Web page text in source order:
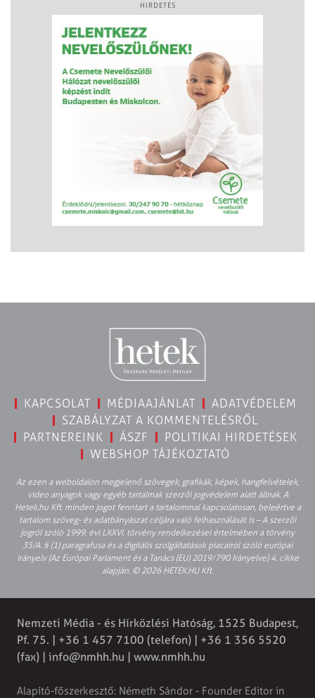
HIRDETÉS
KAPCSOLAT MÉDIAAJÁNLAT
ADATVÉDELEM
SZABÁLYZAT A KOMMENTELÉSRŐL
PARTNEREINK
ÁSZF
POLITIKAI HIRDETÉSEK
WEBSHOP TÁJÉKOZTATÓ
Az ezen a weboldalon megjelenő szövegek, grafikák, képek, hangfelvételek,
video anyagok vagy egyéb tartalmak szerzői jogvédelem alatt állnak. A
Hetek.hu Kft. minden jogot fenntart a tartalommal kapcsolatosan, beleértve a
tartalom szöveg- és adatbányászat céljára való felhasználását is – A szerzői
jogról szóló 1999. évi LXXVI. törvény rendelkezései értelmében a törvény
35/A. § (1) paragrafusa és a digitális szolgáltatások piacairól szóló európai
irányelv (Az Európai Parlament és a Tanács (EU) 2019/790 Irányelve) 4. cikke
alapján. © 2026 HETEK.HU Kft.
Nemzeti Média - és Hírközlési Hatóság, 1525 Budapest,
Pf. 75. | +36 1 457 7100 (telefon) | +36 1 356 5520
(fax) | info@nmhh.hu | www.nmhh.hu
Alapító-főszerkesztő: Németh Sándor - Founder Editor in